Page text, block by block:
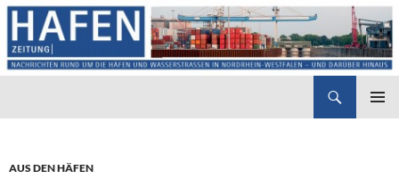
AUS DEN HÄFEN